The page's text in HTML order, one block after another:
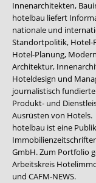
Innenarchitekten,
hotelbau liefert
nationale und
Standortpolitik, Hotel-
Hotel-Planung,
Architektur,
Hoteldesign und
journalistisch
Produkt- und
Ausrüsten von Hotels.
hotelbau ist eine
GmbH. Zum Portfolio
Arbeitskreis
und CAFM-NEWS.